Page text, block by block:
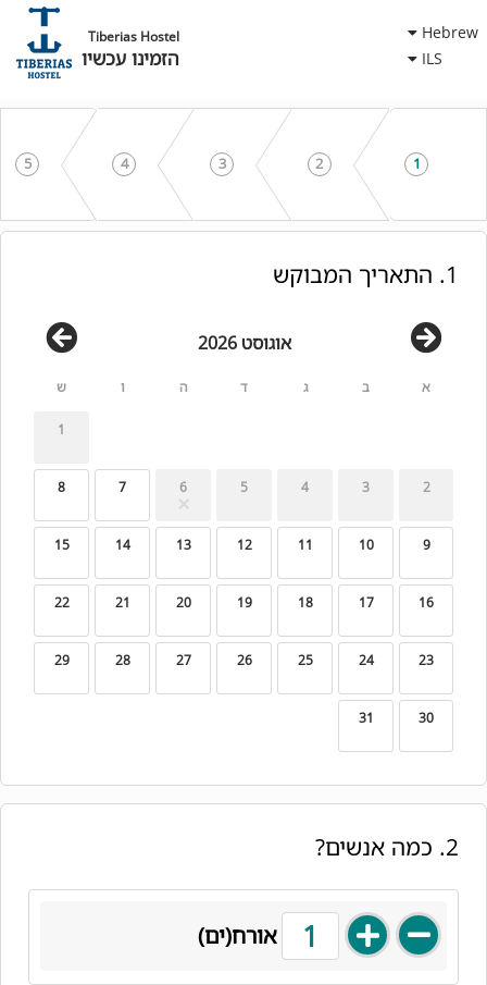
Tiberias Hostel
הזמינו עכשיו
Hebrew
ILS
1
2
3
4
5
1. התאריך המבוקש
אוגוסט 2026
א ב ג ד ה ו ש
1
2
3
4
5
6
7
8
9
10
11
12
13
14
15
16
17
18
19
20
21
22
23
24
25
26
27
28
29
30
31
2. כמה אנשים?
1 אורח(ים)